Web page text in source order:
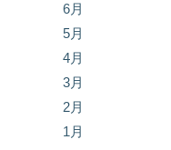
6月
5月
4月
3月
2月
1月